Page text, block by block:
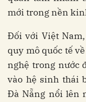
mới trong nền
Đối với Việt
quy mô quốc tế
nghệ trong nước
vào hệ sinh thái
Đà Nẵng nổi lên